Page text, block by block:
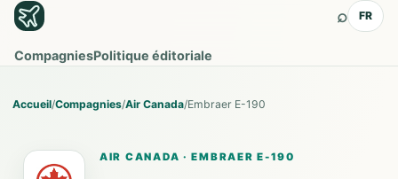
CompagniesPolitique éditoriale
⌕ FR
Accueil/Compagnies/Air Canada/Embraer E-190
AIR CANADA ·EMBRAER E-190